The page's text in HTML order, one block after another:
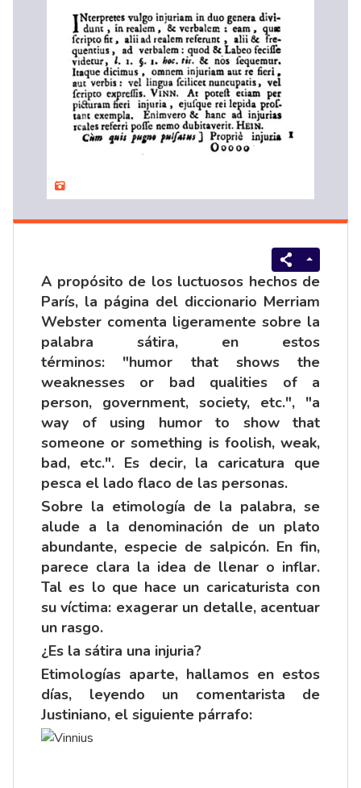
A propósito de los luctuosos hechos de
París, la página del diccionario Merriam
Webster comenta ligeramente sobre la
palabra sátira, en estos
términos: "humor that shows the
weaknesses or bad qualities of a
person, government, society, etc.", "a
way of using humor to show that
someone or something is foolish, weak,
bad, etc.". Es decir, la caricatura que
pesca el lado flaco de las personas.
Sobre la etimología de la palabra, se
alude a la denominación de un plato
abundante, especie de salpicón. En fin,
parece clara la idea de llenar o inflar.
Tal es lo que hace un caricaturista con
su víctima: exagerar un detalle, acentuar
un rasgo.
¿Es la sátira una injuria?
Etimologías aparte, hallamos en estos
días, leyendo un comentarista de
Justiniano, el siguiente párrafo: